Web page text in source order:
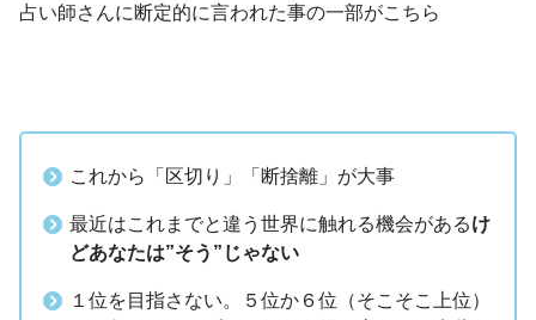
占い師さんに 断定的に言われた事の一部がこちら
これから「区切り」「断捨離」が大事
最近はこれまでと違う世界に触れる機会があるけ
どあなたは”そう”じゃない
１位を目指さない。５位か６位（そこそこ上位）